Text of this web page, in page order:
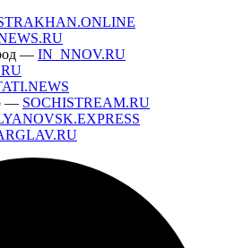
— IN_NNOV.RU
— SOCHISTREAM.RU